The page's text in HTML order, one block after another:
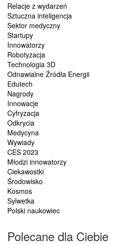
Relacje z wydarzeń
Sztuczna inteligencja
Sektor medyczny
Startupy
Innowatorzy
Robotyzacja
Technologia 3D
Odnawialne Źródła Energii
Edutech
Nagrody
Innowacje
Cyfryzacja
Odkrycia
Medycyna
Wywiady
CES 2023
Młodzi innowatorzy
Ciekawostki
Środowisko
Kosmos
Sylwetka
Polski naukowiec
Polecane dla Ciebie